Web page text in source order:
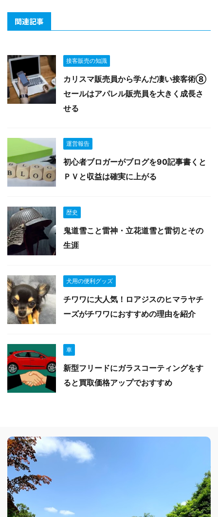
関連記事
接客販売の知識
カリスマ販売員から学んだ凄い接客術⑧
セールはアパレル販売員を大きく成長さ
せる
運営報告
初心者ブロガーがブログを90記事書くと
ＰＶと収益は確実に上がる
歴史
鬼道雪こと雷神・立花道雪と雷切とその
生涯
犬用の便利グッズ
チワワに大人気！ロアジスのヒマラヤチ
ーズがチワワにおすすめの理由を紹介
車
新型フリードにガラスコーティングをす
ると買取価格アップでおすすめ